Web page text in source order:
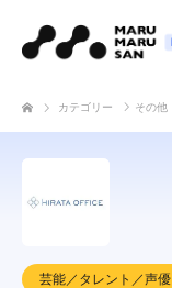
カテゴリー その他
芸能／タレント／声優